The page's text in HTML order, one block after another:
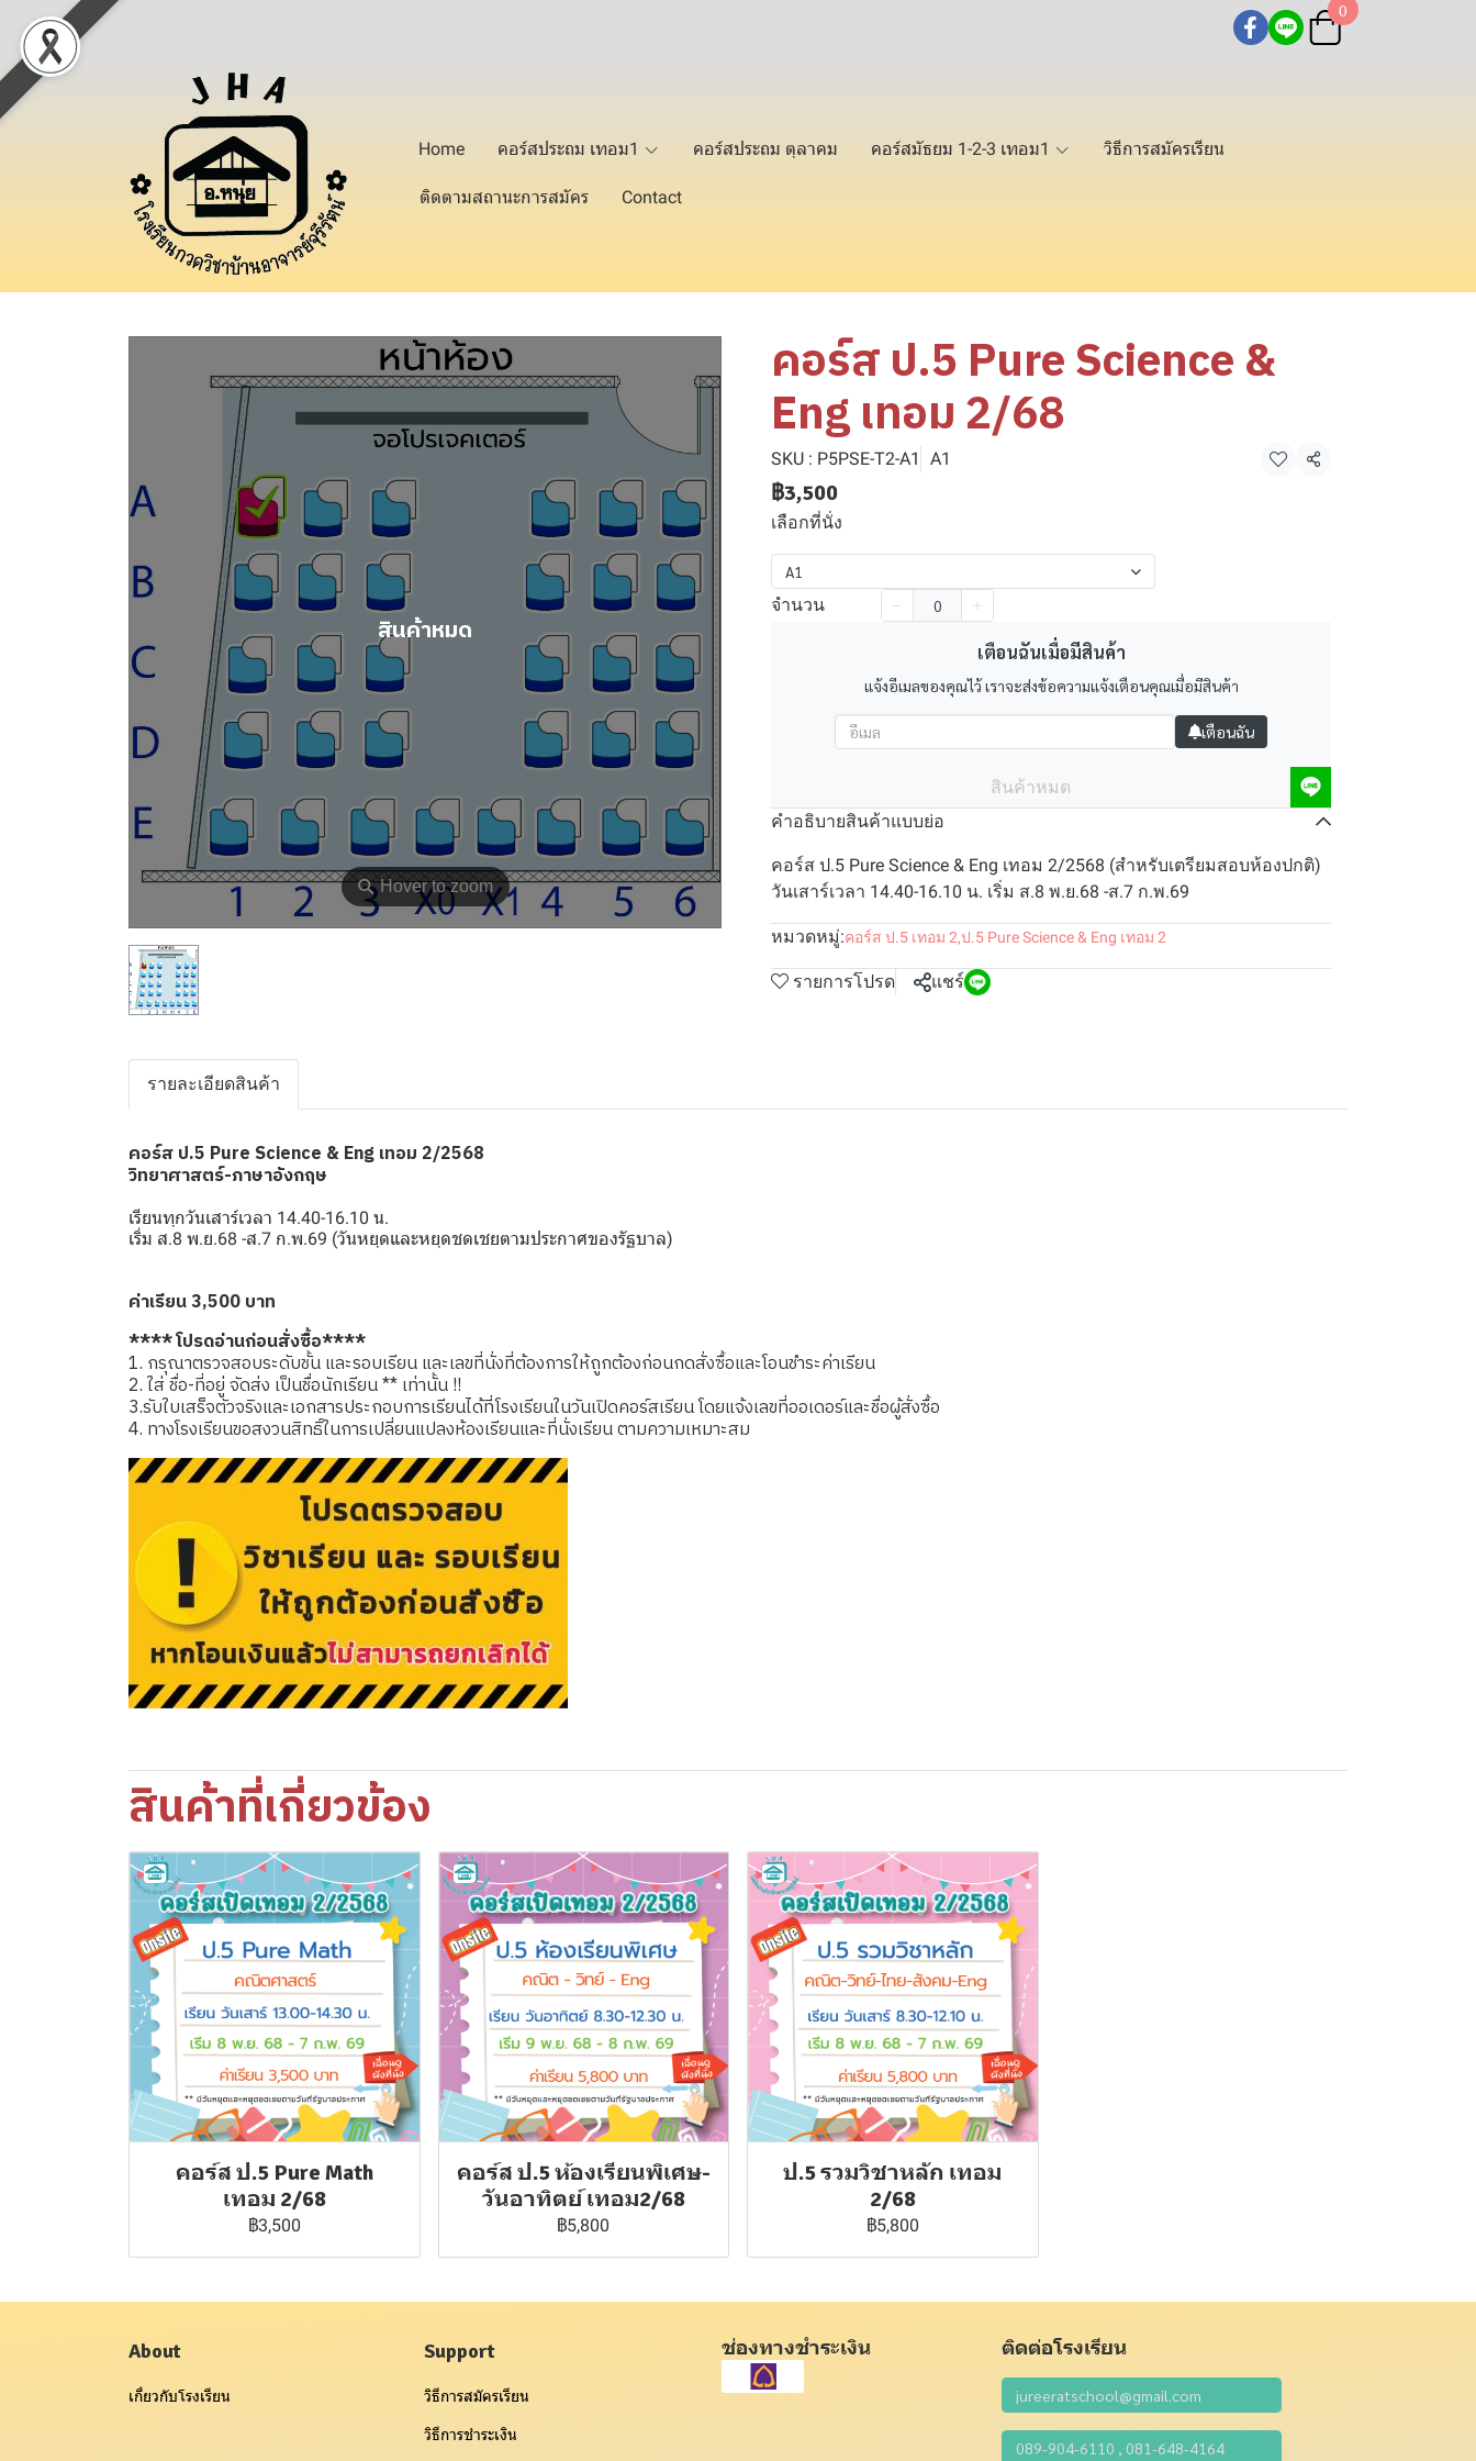
0
Home คอร์สประถม เทอม1 คอร์สประถม ตุลาคม คอร์สมัธยม 1-2-3 เทอม1 วิธีการสมัครเรียน
ติดตามสถานะการสมัคร Contact
⚲Hover to zoom
สินค้าหมด
คอร์ส ป.5 Pure Science &
Eng เทอม 2/68
SKU : P5PSE-T2-A1 A1 แชร์
฿3,500
เลือกที่นั่ง
A1
จำนวน
เตือนฉันเมื่อมีสินค้า
แจ้งอีเมลของคุณไว้ เราจะส่งข้อความแจ้งเตือนคุณเมื่อมีสินค้า
เตือนฉัน
สินค้าหมด
คำอธิบายสินค้าแบบย่อ
คอร์ส ป.5 Pure Science & Eng เทอม 2/2568 (สำหรับเตรียมสอบห้องปกติ)
วันเสาร์เวลา 14.40-16.10 น. เริ่ม ส.8 พ.ย.68 -ส.7 ก.พ.69
หมวดหมู่:คอร์ส ป.5 เทอม 2,ป.5 Pure Science & Eng เทอม 2
รายการโปรด แชร์
รายละเอียดสินค้า
คอร์ส ป.5 Pure Science & Eng เทอม 2/2568
วิทยาศาสตร์-ภาษาอังกฤษ
เรียนทุกวันเสาร์เวลา 14.40-16.10 น.
เริ่ม ส.8 พ.ย.68 -ส.7 ก.พ.69 (วันหยุดและหยุดชดเชยตามประกาศของรัฐบาล)
ค่าเรียน 3,500 บาท
**** โปรดอ่านก่อนสั่งซื้อ****
1. กรุณาตรวจสอบระดับชั้น และรอบเรียน และเลขที่นั่งที่ต้องการให้ถูกต้องก่อนกดสั่งซื้อและโอนชำระค่าเรียน
2. ใส่ ชื่อ-ที่อยู่ จัดส่ง เป็นชื่อนักเรียน ** เท่านั้น !!
3.รับใบเสร็จตัวจริงและเอกสารประกอบการเรียนได้ที่โรงเรียนในวันเปิดคอร์สเรียน โดยแจ้งเลขที่ออเดอร์และชื่อผู้สั่งซื้อ
4. ทางโรงเรียนขอสงวนสิทธิ์ในการเปลี่ยนแปลงห้องเรียนและที่นั่งเรียน ตามความเหมาะสม
สินค้าที่เกี่ยวข้อง
คอร์ส ป.5 Pure Math
เทอม 2/68
฿3,500
คอร์ส ป.5 ห้องเรียนพิเศษ-
วันอาทิตย์ เทอม2/68
฿5,800
ป.5 รวมวิชาหลัก เทอม
2/68
฿5,800
About
เกี่ยวกับโรงเรียน
Support
วิธีการสมัครเรียน
วิธีการชำระเงิน
ช่องทางชำระเงิน ติดต่อโรงเรียน